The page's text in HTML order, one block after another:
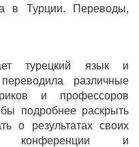
в Турции. Переводы,
турецкий язык и
различные
и профессоров
подробнее раскрыть
о результатах своих
конференции и